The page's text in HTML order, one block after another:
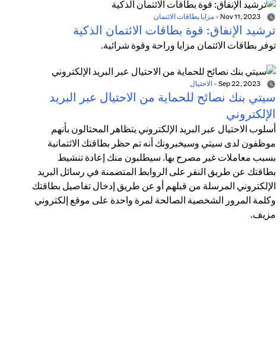
- مزايا بطاقات الائتمان
ترشيد الإنفاق: قوة بطاقات الائتمان الذكية
توفر بطاقات الائتمان مزايا وراحة وقوة شرائية.
- الاحتيال
سيتي بنك نصائح للحماية من الاحتيال عبر البريد
الإلكتروني
أسلوب الاحتيال عبر البريد الإلكتروني يتظاهر المحتالون بأنهم
موظفون لدى سيتي وسيخبرونك أنه تم حظر بطاقتك الائتمانية
بسبب معاملات غير مصرح بها. سيطلبون منك إعادة تنشيط
بطاقتك عن طريق النقر على الروابط المتضمنة في رسائل البريد
الإلكتروني المرسلة من قبلهم أو عن طريق إدخال تفاصيل بطاقتك
وكلمة المرور الشخصية الصالحة لمرة واحدة على موقع إلكتروني
مزيف.